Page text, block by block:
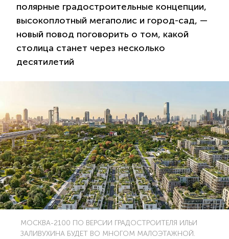
полярные градостроительные концепции,
высокоплотный мегаполис и город-сад, —
новый повод поговорить о том, какой
столица станет через несколько
десятилетий
МОСКВА-2100 ПО ВЕРСИИ ГРАДОСТРОИТЕЛЯ ИЛЬИ
ЗАЛИВУХИНА БУДЕТ ВО МНОГОМ МАЛОЭТАЖНОЙ.